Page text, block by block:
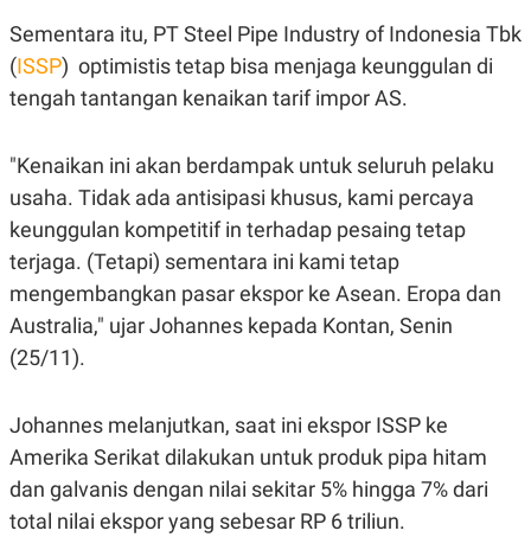
T
D
T
E
S
O
T
A
T
I
S
U
JARINGAN
O
T
N
A
R
S
R
E
Sementara itu, PT Steel Pipe Industry of Indonesia Tbk
(ISSP) optimistis tetap bisa menjaga keunggulan di
tengah tantangan kenaikan tarif impor AS.
"Kenaikan ini akan berdampak untuk seluruh pelaku
usaha. Tidak ada antisipasi khusus, kami percaya
keunggulan kompetitif in terhadap pesaing tetap
terjaga. (Tetapi) sementara ini kami tetap
mengembangkan pasar ekspor ke Asean. Eropa dan
Australia," ujar Johannes kepada Kontan, Senin
(25/11).
Johannes melanjutkan, saat ini ekspor ISSP ke
Amerika Serikat dilakukan untuk produk pipa hitam
dan galvanis dengan nilai sekitar 5% hingga 7% dari
total nilai ekspor yang sebesar RP 6 triliun.